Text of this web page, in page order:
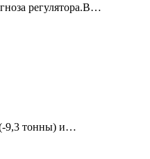
регулятора.В…
(-9,3 тонны) и…